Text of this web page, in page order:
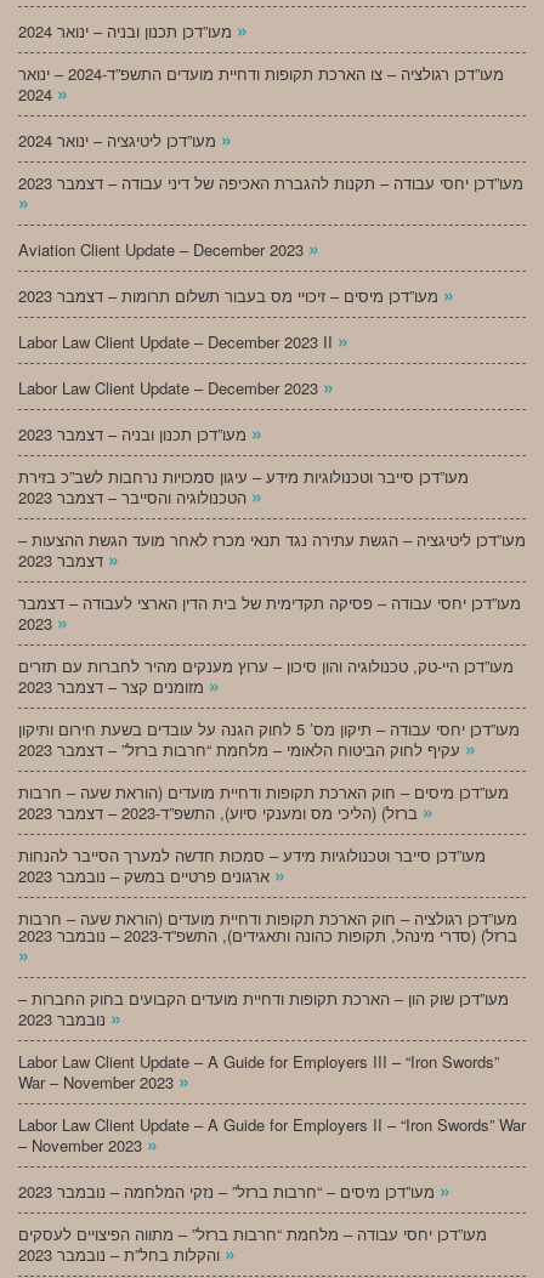
»
מעו”דכן רגולציה – צו הארכת תקופות ודחיית מועדים התשפ”ד-2024 – ינואר
»
»
מעו”דכן יחסי עבודה – תקנות להגברת האכיפה של דיני עבודה – דצמבר 2023
»
Aviation Client Update – December 2023 »
»
Labor Law Client Update – December 2023 II »
Labor Law Client Update – December 2023 »
»
מעו”דכן סייבר וטכנולוגיות מידע – עיגון סמכויות נרחבות לשב”כ בזירת
»
מעו”דכן ליטיגציה – הגשת עתירה נגד תנאי מכרז לאחר מועד הגשת ההצעות –
»
מעו”דכן יחסי עבודה – פסיקה תקדימית של בית הדין הארצי לעבודה – דצמבר
»
מעו”דכן היי-טק, טכנולוגיה והון סיכון – ערוץ מענקים מהיר לחברות עם תזרים
»
מעו”דכן יחסי עבודה – תיקון מס’ 5 לחוק הגנה על עובדים בשעת חירום ותיקון
»
מעו”דכן מיסים – חוק הארכת תקופות ודחיית מועדים (הוראת שעה – חרבות
»
מעו”דכן סייבר וטכנולוגיות מידע – סמכות חדשה למערך הסייבר להנחות
»
מעו”דכן רגולציה – חוק הארכת תקופות ודחיית מועדים (הוראת שעה – חרבות
ברזל) (סדרי מינהל, תקופות כהונה ותאגידים), התשפ”ד-2023 – נובמבר 2023
»
מעו”דכן שוק הון – הארכת תקופות ודחיית מועדים הקבועים בחוק החברות –
»
Labor Law Client Update – A Guide for Employers III – “Iron Swords”
War – November 2023 »
Labor Law Client Update – A Guide for Employers II – “Iron Swords” War
– November 2023 »
»
מעו”דכן יחסי עבודה – מלחמת “חרבות ברזל” – מתווה הפיצויים לעסקים
»